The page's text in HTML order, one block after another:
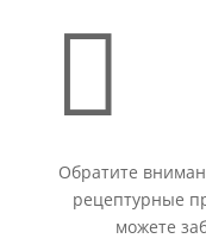

Обратите
рецептурные
можете